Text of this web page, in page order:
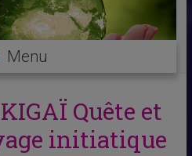
Menu
Quête et
initiatique